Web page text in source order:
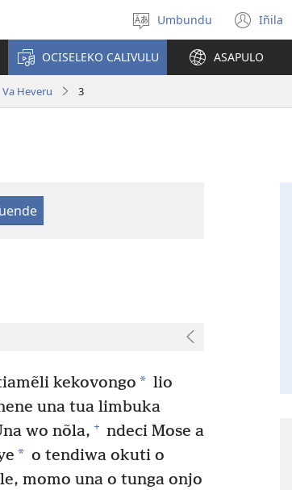
Select
language
Umbundu Iñila
(yikula
OCISELEKO CALIVULU ASAPULO
Va Heveru 3
kekovongo * lio
una tua limbuka
wo nõla, + ndeci Mose a
* o tendiwa okuti o
momo una o tunga onjo